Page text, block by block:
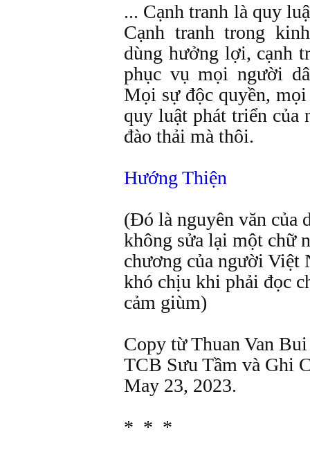
... Cạnh tranh là quy
Cạnh tranh trong
dùng hưởng lợi, cạnh
phục vụ mọi người
Mọi sự độc quyền,
quy luật phát triển của
đào thải mà thôi.
Hướng Thiện
(Đó là nguyên văn của
không sửa lại một chữ
chương của người Việt
khó chịu khi phải đọc
cảm giùm)
Copy từ Thuan Van Bui
TCB Sưu Tầm và Ghi
May 23, 2023.
* * *